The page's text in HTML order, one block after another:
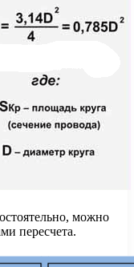
можно
пересчета.